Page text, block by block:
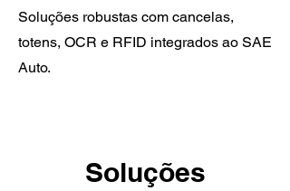
Soluções robustas com cancelas,
totens, OCR e RFID integrados ao SAE
Auto.
Soluções